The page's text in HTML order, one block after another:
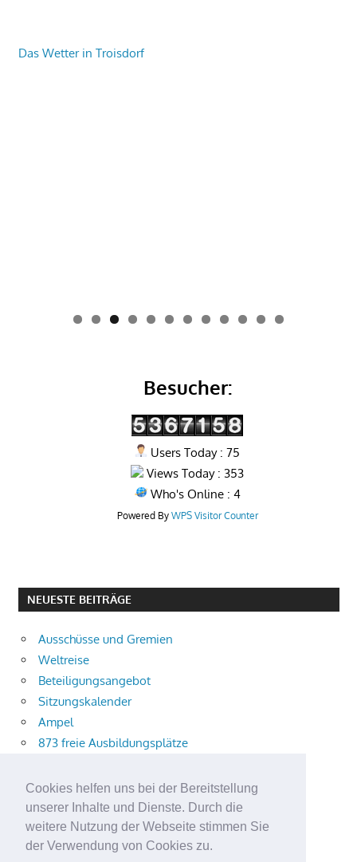
Cookies helfen uns bei der Bereitstellung
unserer Inhalte und Dienste. Durch die
weitere Nutzung der Webseite stimmen Sie
der Verwendung von Cookies zu.
Das Wetter in Troisdorf
0 1 2
Besucher:
Users Today : 75
Views Today : 353
Who's Online : 4
Powered By WPS Visitor Counter
NEUESTE BEITRÄGE
Ausschüsse und Gremien
Weltreise
Beteiligungsangebot
Sitzungskalender
Ampel
873 freie Ausbildungsplätze
Aktuelle Verkehrsmeldungen
Terracliff
Wärmeplanung
Demokratie-Tag 2026